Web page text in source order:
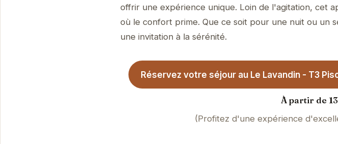
offrir une expérience unique. Loin de l'agitation, cet
où le confort prime. Que ce soit pour une nuit ou un
une invitation à la sérénité.
Réservez votre séjour au Le Lavandin - T3
À partir de
(Profitez d'une expérience